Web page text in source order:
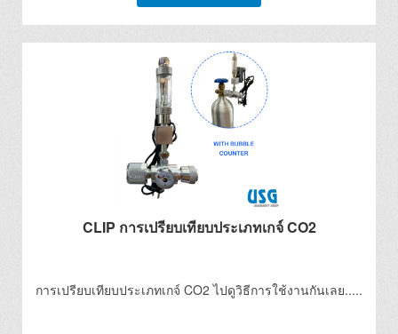
CLIP การเปรียบเทียบประเภทเกจ์ CO2
การเปรียบเทียบประเภทเกจ์ CO2 ไปดูวิธีการใช้งานกันเลย.....